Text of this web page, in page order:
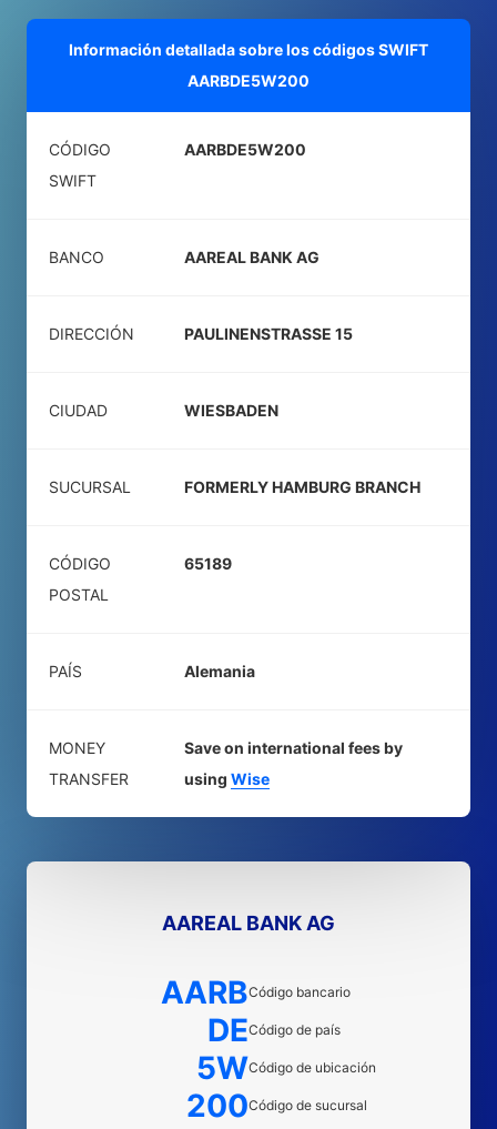
Información detallada sobre los códigos SWIFT
AARBDE5W200
CÓDIGO
SWIFT
AARBDE5W200
BANCO AAREAL BANK AG
DIRECCIÓN PAULINENSTRASSE 15
CIUDAD WIESBADEN
SUCURSAL FORMERLY HAMBURG BRANCH
CÓDIGO
POSTAL
65189
PAÍS Alemania
MONEY
TRANSFER
Save on international fees by
using Wise
AAREAL BANK AG
AARBCódigo bancario
DECódigo de país
5WCódigo de ubicación
200Código de sucursal